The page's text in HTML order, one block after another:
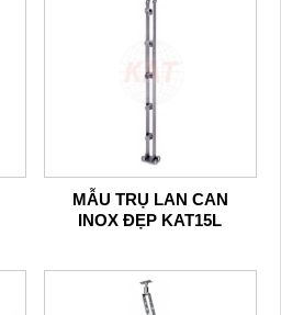
MẪU TRỤ LAN CAN
INOX ĐẸP KAT15L